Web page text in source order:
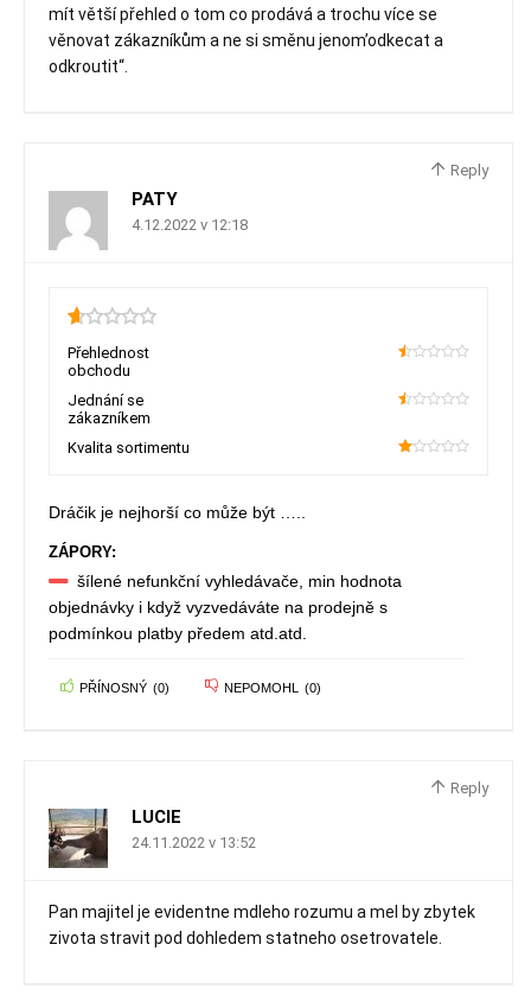
mít větší přehled o tom co prodává a trochu více se
věnovat zákazníkům a ne si směnu jenom’odkecat a
odkroutit“.
Reply
PATY
4.12.2022 v 12:18
0.65
Přehlednost
obchodu
Jednání se
zákazníkem
Kvalita sortimentu
Dráčik je nejhorší co může být …..
ZÁPORY:
šílené nefunkční vyhledávače, min hodnota
objednávky i když vyzvedáváte na prodejně s
podmínkou platby předem atd.atd.
PŘÍNOSNÝ (0) NEPOMOHL (0)
Reply
LUCIE
24.11.2022 v 13:52
Pan majitel je evidentne mdleho rozumu a mel by zbytek
zivota stravit pod dohledem statneho osetrovatele.